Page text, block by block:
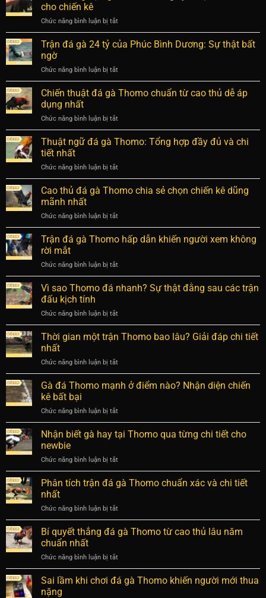
về
hệ
tiêu
Mẹo
luyện
chiến
chiến
bách
thắng
cho chiến kê
Chức năng bình luận bị tắtở
Cách
băng
Thomo
đúng
kỹ
toàn
cho
chiến
Trận đá gà 24 tỷ của Phúc Bình Dương: Sự thật bất
ngờ
Chức năng bình luận bị tắtở
Trận
đá
tỷ
của
Phúc
Sự
thật
bất
Chiến thuật đá gà Thomo chuẩn từ cao thủ dễ áp
dụng nhất
Chức năng bình luận bị tắtở
Chiến
thuật
Thomo
chuẩn
từ
dễ
áp
dụng
Thuật ngữ đá gà Thomo: Tổng hợp đầy đủ và chi
tiết nhất
Chức năng bình luận bị tắtở
Thuật
ngữ
Thomo:
Tổng
hợp
và
chi
tiết
Cao thủ đá gà Thomo chia sẻ chọn chiến kê dũng
mãnh nhất
Chức năng bình luận bị tắtở
Cao
thủ
Thomo
chia
sẻ
kê
dũng
mãnh
Trận đá gà Thomo hấp dẫn khiến người xem không
rời mắt
Chức năng bình luận bị tắtở
Trận
đá
hấp
dẫn
khiến
không
rời
mắt
Vì sao Thomo đá nhanh? Sự thật đằng sau các trận
đấu kịch tính
Chức năng bình luận bị tắtở
Vì
sao
nhanh?
Sự
thật
các
trận
đấu
Thời gian một trận Thomo bao lâu? Giải đáp chi tiết
nhất
Chức năng bình luận bị tắtở
Thời
gian
Thomo
bao
lâu?
chi
tiết
nhất
Gà đá Thomo mạnh ở điểm nào? Nhận diện chiến
kê bất bại
Chức năng bình luận bị tắtở
Gà
đá
Thomo
ở
điểm
nào?
chiến
kê
bất
Nhận biết gà hay tại Thomo qua từng chi tiết cho
newbie
Chức năng bình luận bị tắtở
Nhận
biết
gà
tại
Thomo
qua
tiết
cho
newbie
Phân tích trận đá gà Thomo chuẩn xác và chi tiết
nhất
Chức năng bình luận bị tắtở
Phân
tích
trận
gà
Thomo
chuẩn
Bí quyết thắng đá gà Thomo từ cao thủ lâu năm
chuẩn nhất
Chức năng bình luận bị tắtở
Bí
quyết
thắng
Sai lầm khi chơi đá gà Thomo khiến người mới thua
nặng